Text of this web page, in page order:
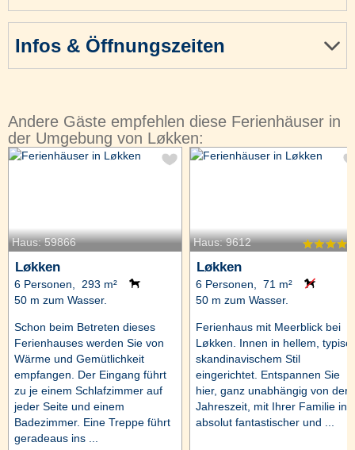
Infos & Öffnungszeiten
Andere Gäste empfehlen diese Ferienhäuser in
der Umgebung von Løkken:
Haus: 59866
Løkken
6 Personen, 293 m²
50 m zum Wasser.
Schon beim Betreten dieses
Ferienhauses werden Sie von
Wärme und Gemütlichkeit
empfangen. Der Eingang führt
zu je einem Schlafzimmer auf
jeder Seite und einem
Badezimmer. Eine Treppe führt
geradeaus ins ...
Haus: 9612
Løkken
6 Personen, 71 m²
50 m zum Wasser.
Ferienhaus mit Meerblick bei
Løkken. Innen in hellem,
skandinavischem Stil
eingerichtet. Entspannen Sie
hier, ganz unabhängig von der
Jahreszeit, mit Ihrer Familie in
absolut fantastischer und ...